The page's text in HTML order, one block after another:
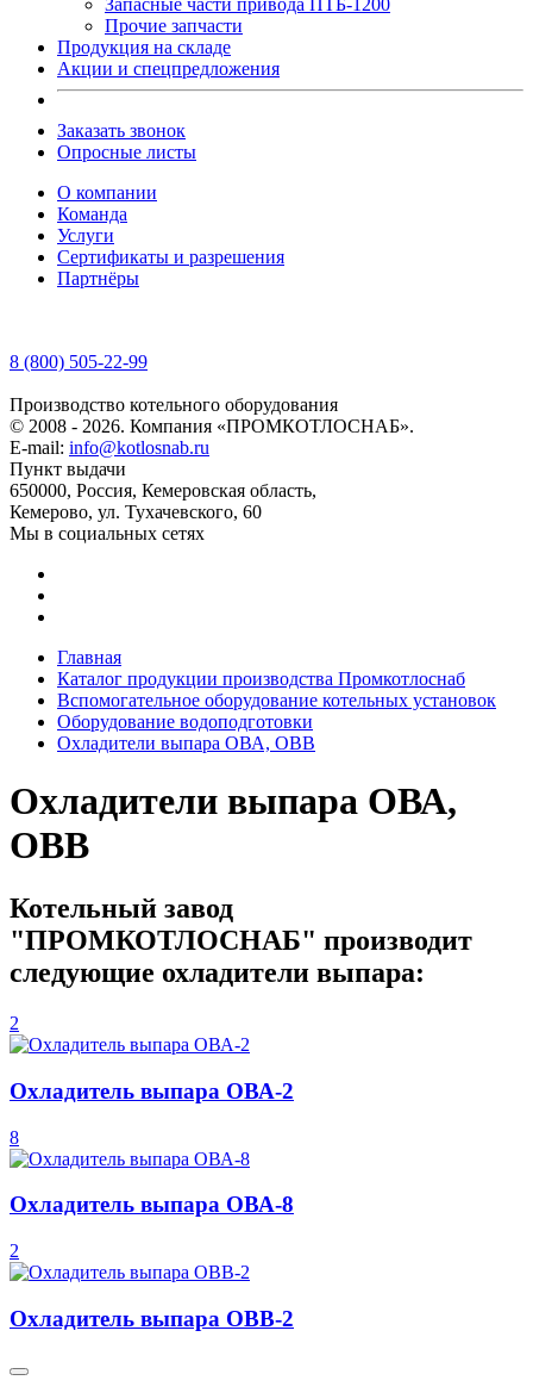
Прочие запчасти
Продукция на складе
Акции и спецпредложения
Заказать звонок
Опросные листы
О компании
Команда
Услуги
Сертификаты и разрешения
Партнёры
8 (800) 505-22-99
Производство котельного оборудования
© 2008 - 2026. Компания «ПРОМКОТЛОСНАБ».
E-mail: info@kotlosnab.ru
Пункт выдачи
650000, Россия, Кемеровская область,
Кемерово, ул. Тухачевского, 60
Мы в социальных сетях
Главная
Каталог продукции производства Промкотлоснаб
Вспомогательное оборудование котельных установок
Оборудование водоподготовки
Охладители выпара ОВА, ОВВ
Охладители выпара ОВА,
ОВВ
Котельный завод
"ПРОМКОТЛОСНАБ" производит
следующие охладители выпара:
2
Охладитель выпара ОВА-2
8
Охладитель выпара ОВА-8
2
Охладитель выпара ОВВ-2